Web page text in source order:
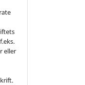
eller